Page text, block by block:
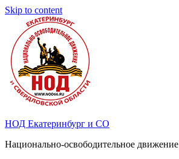
Skip to content
НОД Екатеринбург и СО
Национально-освободительное движение